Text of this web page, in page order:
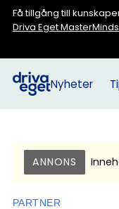
Få tillgång till
Driva Eget MasterMinds
Nyheter
ANNONS
PARTNER